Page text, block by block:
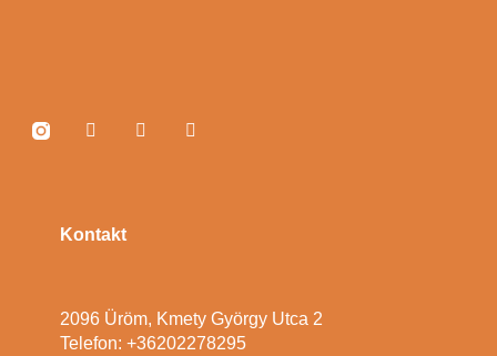
Kontakt
2096 Üröm, Kmety György Utca 2
Telefon: +36202278295